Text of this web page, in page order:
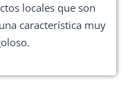
locales que son
característica muy